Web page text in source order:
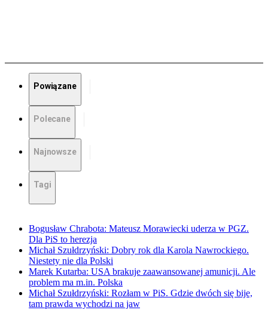
Powiązane
Polecane
Najnowsze
Tagi
Bogusław Chrabota: Mateusz Morawiecki uderza w PGZ.
Dla PiS to herezja
Michał Szułdrzyński: Dobry rok dla Karola Nawrockiego.
Niestety nie dla Polski
Marek Kutarba: USA brakuje zaawansowanej amunicji. Ale
problem ma m.in. Polska
Michał Szułdrzyński: Rozłam w PiS. Gdzie dwóch się bije,
tam prawda wychodzi na jaw